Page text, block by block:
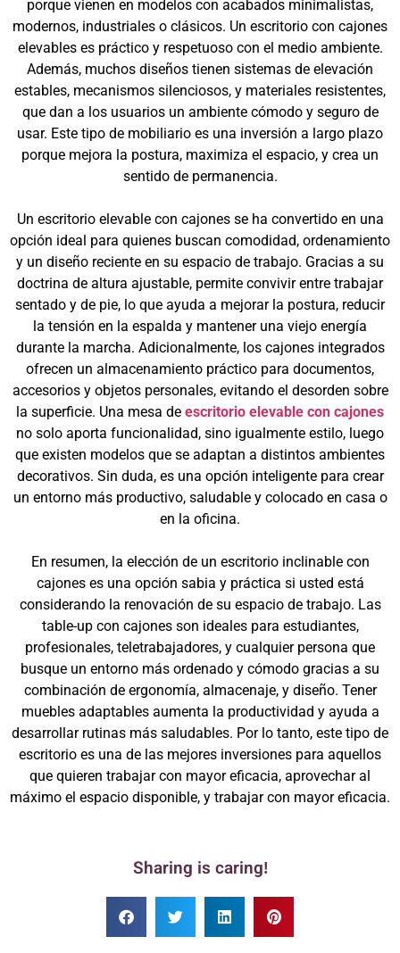
porque vienen en modelos con acabados minimalistas,
modernos, industriales o clásicos. Un escritorio con cajones
elevables es práctico y respetuoso con el medio ambiente.
Además, muchos diseños tienen sistemas de elevación
estables, mecanismos silenciosos, y materiales resistentes,
que dan a los usuarios un ambiente cómodo y seguro de
usar. Este tipo de mobiliario es una inversión a largo plazo
porque mejora la postura, maximiza el espacio, y crea un
sentido de permanencia.
Un escritorio elevable con cajones se ha convertido en una
opción ideal para quienes buscan comodidad, ordenamiento
y un diseño reciente en su espacio de trabajo. Gracias a su
doctrina de altura ajustable, permite convivir entre trabajar
sentado y de pie, lo que ayuda a mejorar la postura, reducir
la tensión en la espalda y mantener una viejo energía
durante la marcha. Adicionalmente, los cajones integrados
ofrecen un almacenamiento práctico para documentos,
accesorios y objetos personales, evitando el desorden sobre
la superficie. Una mesa de escritorio elevable con cajones
no solo aporta funcionalidad, sino igualmente estilo, luego
que existen modelos que se adaptan a distintos ambientes
decorativos. Sin duda, es una opción inteligente para crear
un entorno más productivo, saludable y colocado en casa o
en la oficina.
En resumen, la elección de un escritorio inclinable con
cajones es una opción sabia y práctica si usted está
considerando la renovación de su espacio de trabajo. Las
table-up con cajones son ideales para estudiantes,
profesionales, teletrabajadores, y cualquier persona que
busque un entorno más ordenado y cómodo gracias a su
combinación de ergonomía, almacenaje, y diseño. Tener
muebles adaptables aumenta la productividad y ayuda a
desarrollar rutinas más saludables. Por lo tanto, este tipo de
escritorio es una de las mejores inversiones para aquellos
que quieren trabajar con mayor eficacia, aprovechar al
máximo el espacio disponible, y trabajar con mayor eficacia.
Sharing is caring!